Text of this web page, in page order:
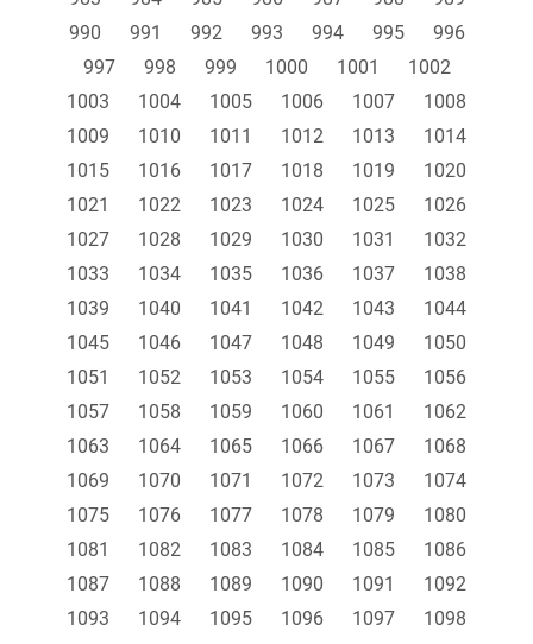
990
991 992 993 994 995
996
997
998 999 1000 1001
1002
1003
1004 1005 1006 1007
1008
1009
1010 1011 1012 1013
1014
1015
1016 1017 1018 1019
1020
1021
1022 1023 1024 1025
1026
1027
1028 1029 1030 1031
1032
1033
1034 1035 1036 1037
1038
1039
1040 1041 1042 1043
1044
1045
1046 1047 1048 1049
1050
1051
1052 1053 1054 1055
1056
1057
1058 1059 1060 1061
1062
1063
1064 1065 1066 1067
1068
1069
1070 1071 1072 1073
1074
1075
1076 1077 1078 1079
1080
1081
1082 1083 1084 1085
1086
1087
1088 1089 1090 1091
1092
1093
1094 1095 1096 1097
1098